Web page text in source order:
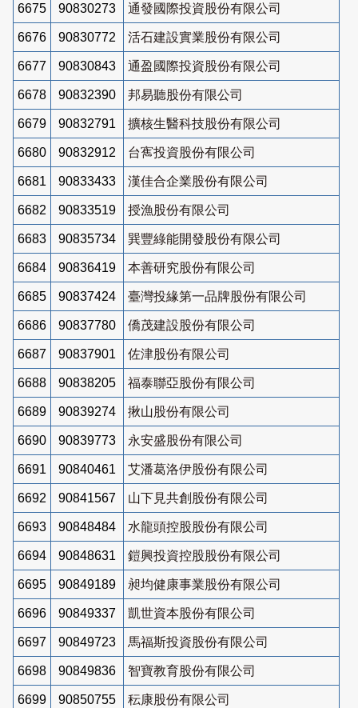
6675 90830273 通發國際投資股份有限公司
6676 90830772 活石建設實業股份有限公司
6677 90830843 通盈國際投資股份有限公司
6678 90832390 邦易聽股份有限公司
6679 90832791 擴核生醫科技股份有限公司
6680 90832912 台寯投資股份有限公司
6681 90833433 漢佳合企業股份有限公司
6682 90833519 授漁股份有限公司
6683 90835734 巽豐綠能開發股份有限公司
6684 90836419 本善研究股份有限公司
6685 90837424 臺灣投緣第一品牌股份有限公司
6686 90837780 僑茂建設股份有限公司
6687 90837901 佐津股份有限公司
6688 90838205 福泰聯亞股份有限公司
6689 90839274 揪山股份有限公司
6690 90839773 永安盛股份有限公司
6691 90840461 艾潘葛洛伊股份有限公司
6692 90841567 山下見共創股份有限公司
6693 90848484 水龍頭控股股份有限公司
6694 90848631 鎧興投資控股股份有限公司
6695 90849189 昶均健康事業股份有限公司
6696 90849337 凱世資本股份有限公司
6697 90849723 馬福斯投資股份有限公司
6698 90849836 智寶教育股份有限公司
6699 90850755 秐康股份有限公司